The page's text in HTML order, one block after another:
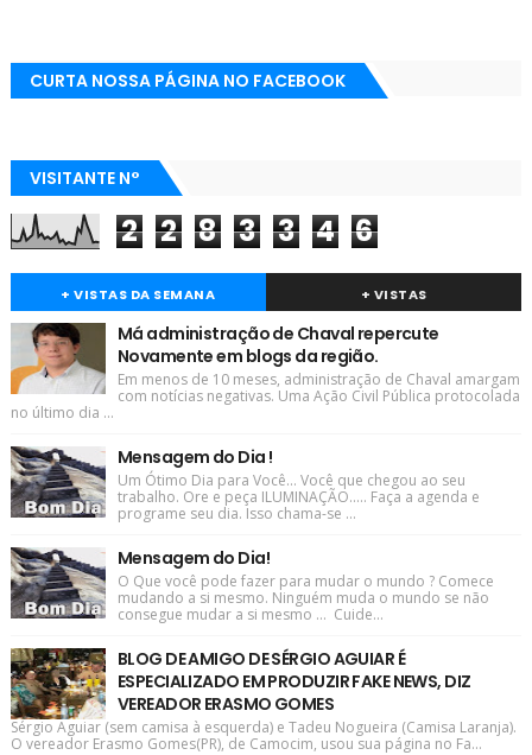
CURTA NOSSA PÁGINA NO FACEBOOK
VISITANTE N°
2 2 8 3 3 4 6
+ VISTAS DA SEMANA + VISTAS
Má administração de Chaval repercute
Novamente em blogs da região.
Em menos de 10 meses, administração de Chaval amargam
com notícias negativas. Uma Ação Civil Pública protocolada
no último dia ...
Mensagem do Dia !
Um Ótimo Dia para Você... Você que chegou ao seu
trabalho. Ore e peça ILUMINAÇÃO..... Faça a agenda e
programe seu dia. Isso chama-se ...
Mensagem do Dia!
O Que você pode fazer para mudar o mundo ? Comece
mudando a si mesmo. Ninguém muda o mundo se não
consegue mudar a si mesmo ... Cuide...
BLOG DE AMIGO DE SÉRGIO AGUIAR É
ESPECIALIZADO EM PRODUZIR FAKE NEWS, DIZ
VEREADOR ERASMO GOMES
Sérgio Aguiar (sem camisa à esquerda) e Tadeu Nogueira (Camisa Laranja).
O vereador Erasmo Gomes(PR), de Camocim, usou sua página no Fa...